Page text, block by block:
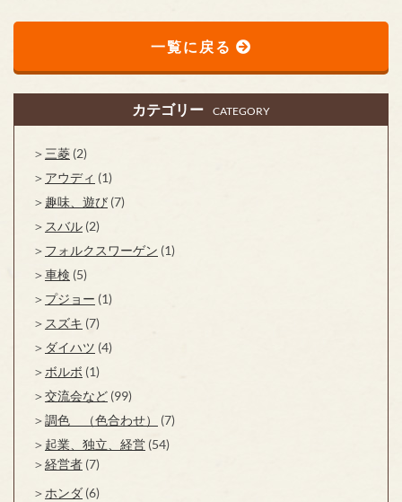
一覧に戻る
カテゴリー CATEGORY
三菱 (2)
アウディ (1)
趣味、遊び (7)
スバル (2)
フォルクスワーゲン (1)
車検 (5)
プジョー (1)
スズキ (7)
ダイハツ (4)
ボルボ (1)
交流会など (99)
調色 （色合わせ）
(7)
起業、独立、経営 (54)
経営者 (7)
ホンダ (6)